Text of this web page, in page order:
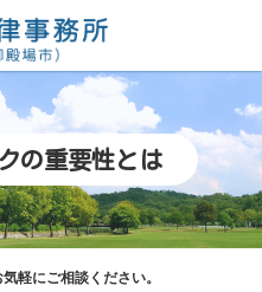
の重要性とは
軽にご相談ください。